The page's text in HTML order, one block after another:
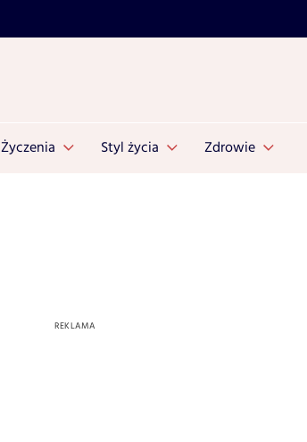
Życzenia Styl życia Zdrowie